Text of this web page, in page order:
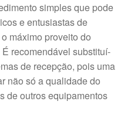
simples que pode
e entusiastas de
máximo proveito do
recomendável substituí-
de recepção, pois uma
não só a qualidade do
de outros equipamentos